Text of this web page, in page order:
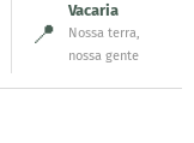
📍
Vacaria
Nossa terra,
nossa gente